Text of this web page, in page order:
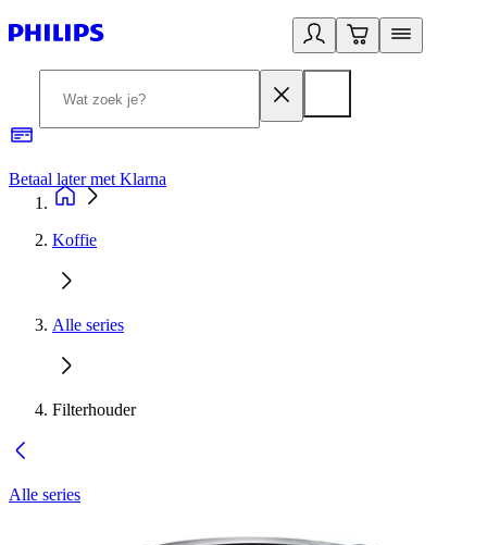
Betaal later met Klarna
Koffie
Alle series
Filterhouder
Alle series